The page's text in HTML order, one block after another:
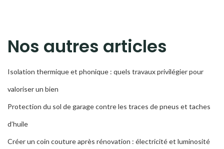
Nos autres articles
Isolation thermique et phonique : quels travaux privilégier pour
valoriser un bien
Protection du sol de garage contre les traces de pneus et taches
d’huile
Créer un coin couture après rénovation : électricité et luminosité